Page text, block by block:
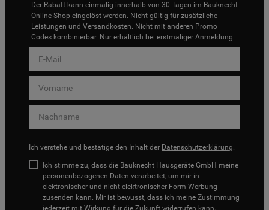
Der Rabatt kann einmalig innerhalb von 30 Tagen im Bauknecht
Online-Shop eingelöst werden. Nicht gültig für zusätzliche
Leistungen und Versandkosten. Nicht mit anderen Promo
Codes kombinierbar. Nur erhältlich bei erstmaliger Anmeldung.
Ich verstehe und bestätige den Inhalt der Datenschutzerklärung.
Ich stimme zu, dass die Bauknecht Hausgeräte GmbH meine
personenbezogenen Daten verarbeitet, um mir in
elektronischer und nicht elektronischer Form Werbung
zusenden kann. Mir ist bewusst, dass ich meine Zustimmung
jederzeit mit Wirkung für die Zukunft widerrufen kann.